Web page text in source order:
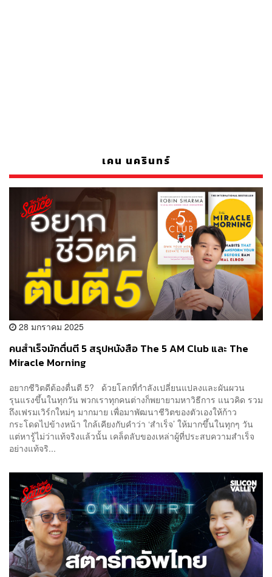
เคน นครินทร์
28 มกราคม 2025
คนสำเร็จมักตื่นตี 5 สรุปหนังสือ The 5 AM Club และ The
Miracle Morning
อยากชีวิตดีต้องตื่นตี 5? ด้วยโลกที่กำลังเปลี่ยนแปลงและผันผวน
รุนแรงขึ้นในทุกวัน พวกเราทุกคนต่างก็พยายามหาวิธีการ แนวคิด รวม
ถึงเฟรมเวิร์กใหม่ๆ มากมาย เพื่อมาพัฒนาชีวิตของตัวเองให้ก้าว
กระโดดไปข้างหน้า ใกล้เคียงกับคำว่า ‘สำเร็จ’ ให้มากขึ้นในทุกๆ วัน
แต่หารู้ไม่ว่าแท้จริงแล้วนั้น เคล็ดลับของเหล่าผู้ที่ประสบความสำเร็จ
อย่างแท้จริ...